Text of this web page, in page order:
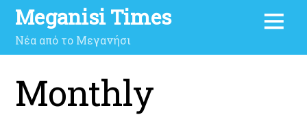
Meganisi Times
Νέα από το Μεγανήσι
Monthly